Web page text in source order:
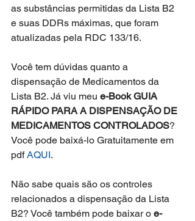
as substâncias permitidas da Lista B2
e suas DDRs máximas, que foram
atualizadas pela RDC 133/16.
Você tem dúvidas quanto a
dispensação de Medicamentos da
Lista B2. Já viu meu e-Book GUIA
RÁPIDO PARA A DISPENSAÇÃO DE
MEDICAMENTOS CONTROLADOS?
Você pode baixá-lo Gratuitamente em
pdf AQUI.
Não sabe quais são os controles
relacionados a dispensação da Lista
B2? Você também pode baixar o e-